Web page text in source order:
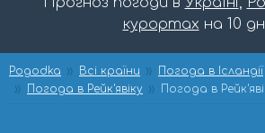
курортах на 10
Pogodka Всі країни
Погода в Ісландії
Погода в Рейк'явіку
Погода в